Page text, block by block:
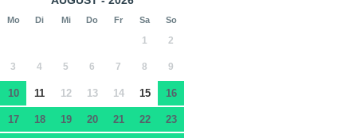
Mo Di Mi Do Fr Sa So
1 2
3 4 5 6 7 8 9
10 11 12 13 14 15 16
17 18 19 20 21 22 23